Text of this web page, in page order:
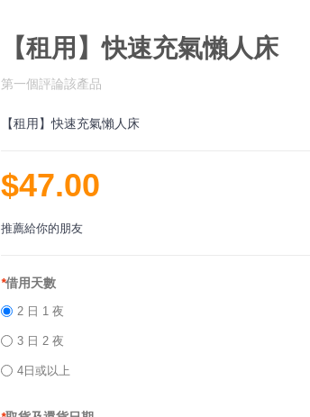
【租用】快速充氣懶人床
第一個評論該產品
【租用】快速充氣懶人床
$47.00
推薦給你的朋友
*借用天數
2 日 1 夜
3 日 2 夜
4日或以上